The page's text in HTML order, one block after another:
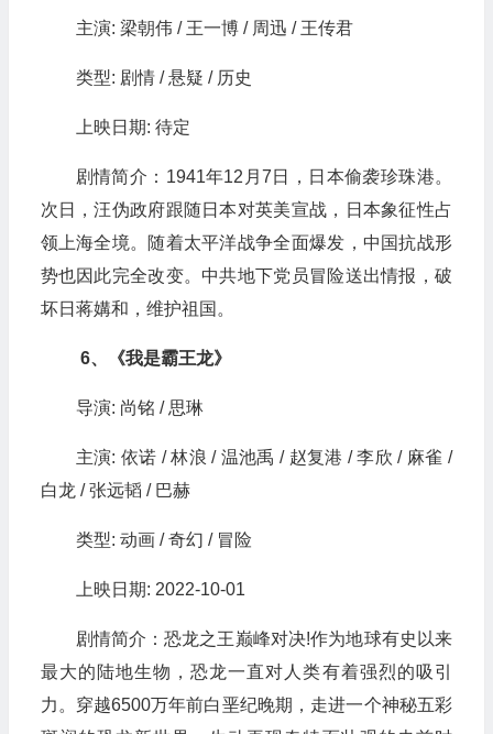
主演: 梁朝伟 / 王一博 / 周迅 / 王传君
类型: 剧情 / 悬疑 / 历史
上映日期: 待定
剧情简介：1941年12月7日，日本偷袭珍珠港。
次日，汪伪政府跟随日本对英美宣战，日本象征性占
领上海全境。随着太平洋战争全面爆发，中国抗战形
势也因此完全改变。中共地下党员冒险送出情报，破
坏日蒋媾和，维护祖国。
6、《我是霸王龙》
导演: 尚铭 / 思琳
主演: 依诺 / 林浪 / 温池禹 / 赵复港 / 李欣 / 麻雀 /
白龙 / 张远韬 / 巴赫
类型: 动画 / 奇幻 / 冒险
上映日期: 2022-10-01
剧情简介：恐龙之王巅峰对决!作为地球有史以来
最大的陆地生物，恐龙一直对人类有着强烈的吸引
力。穿越6500万年前白垩纪晚期，走进一个神秘五彩